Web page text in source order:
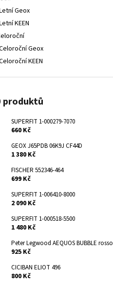
Geox
KEEN
Geox
KEEN
produktů
SUPERFIT 1-000279-7070
660 Kč
GEOX J65PDB 06K9J CF44D
1 380 Kč
FISCHER 552346-464
699 Kč
SUPERFIT 1-006410-8000
2 090 Kč
SUPERFIT 1-000518-5500
1 480 Kč
Peter Legwood AEQUOS BUBBLE rosso
925 Kč
CICIBAN ELIOT 496
800 Kč